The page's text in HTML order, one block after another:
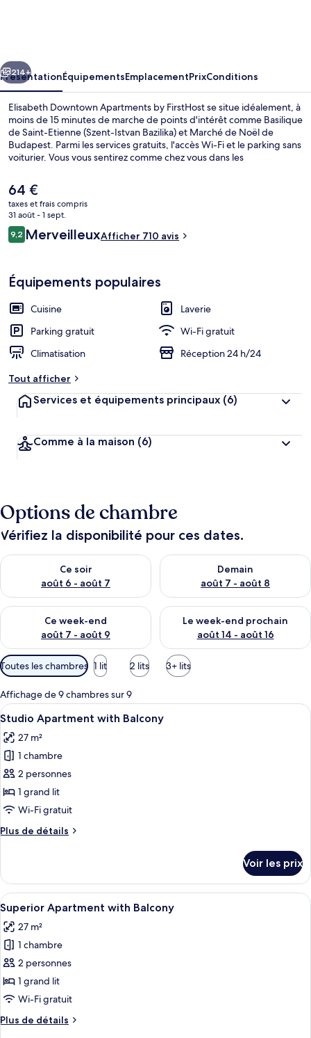
FirstHost
Suivant
214+
PrésentationÉquipementsEmplacementPrixConditions
Elisabeth Downtown Apartments by FirstHost se situe idéalement, à
moins de 15 minutes de marche de points d'intérêt comme Basilique
de Saint-Etienne (Szent-Istvan Bazilika) et Marché de Noël de
Budapest. Parmi les services gratuits, l'accès Wi-Fi et le parking sans
voiturier. Vous vous sentirez comme chez vous dans les
comme une machine à laver, un réfrigérateur et un micro-ondes. Le
personnel attentionné et l'emplacement remportent un franc
succès auprès des autres voyageurs. L'hébergement se situe à une
très courte distance à pied des transports publics : Station de métro
Opéra se trouve à 7 min et Arrêt de tram Király utca / Erzsébet
körút, à 7 min.
Le
prix
actuel
est
de
64 €
taxes et frais compris
31 août - 1 sept.
Avis
voyageurs
9,29,2 sur 10
MerveilleuxAfficher 710 avis
Équipements populaires
Cuisine
Laverie
Parking gratuit
Wi-Fi gratuit
Climatisation
Réception 24 h/24
Tout afficher
Services et équipements principaux (6)
Comme à la maison (6)
Options de chambre
Vérifiez la disponibilité pour ces dates.
Ce soir
août 6 - août 7
Vérifier la disponibilité pour ce soir août 6 - août 7
Demain
août 7 - août 8
Vérifier la disponibilité pour
Ce week-end
août 7 - août 9
Vérifier la disponibilité pour ce week-end août 7 - août 9
Le week-end prochain
août 14 - août 16
Vérifier la disponibilité pour
Filtres
disponibles
pour
les
chambres
Toutes les chambres 1 lit 2 lits 3+ lits
Affichage de 9 chambres sur 9
Afficher
toutes
les
photos
pour
ce
type
chambre :
with
Balcony
Une chambre à coucher moderne
24
Studio Apartment with Balcony
27 m²
1 chambre
2 personnes
1 grand lit
Wi-Fi gratuit
Plus de détails
Plus
le
type
de
chambre
Studio
Apartment
with
Balcony
Voir les prix
Afficher
toutes
les
photos
pour
ce
type
chambre :
Un salon moderne avec un canapé
39
Superior Apartment with Balcony
27 m²
1 chambre
2 personnes
1 grand lit
Wi-Fi gratuit
Plus de détails
Plus